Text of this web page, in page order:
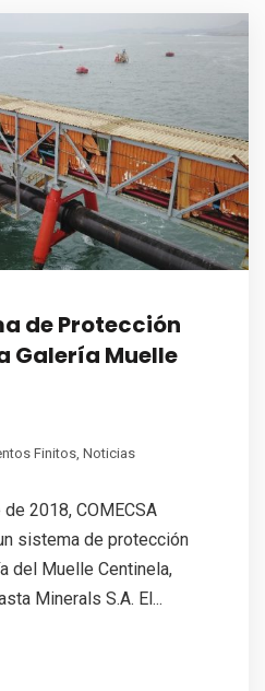
de Protección
Galería Muelle
Finitos Noticias
2018, COMECSA
sistema de protección
del Muelle Centinela,
Minerals S.A. El...